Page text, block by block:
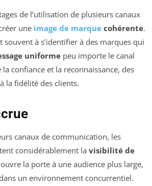
de l’utilisation de plusieurs canaux
une image de marque cohérente.
souvent à s’identifier à des marques qui
uniforme peu importe le canal
confiance et la reconnaissance, des
la fidélité des clients.
canaux de communication, les
considérablement la visibilité de
ouvre la porte à une audience plus large,
un environnement concurrentiel.